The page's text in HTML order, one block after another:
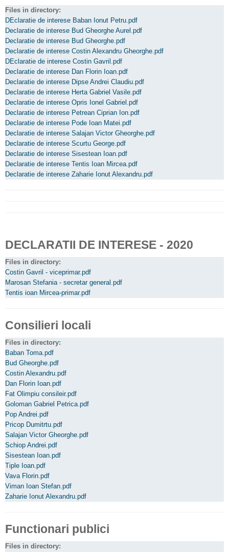
Files in directory:
DEclaratie de interese Baban Ionut Petru.pdf
Declaratie de interese Bud Gheorghe Aurel.pdf
Declaratie de interese Bud Gheorghe.pdf
Declaratie de interese Costin Alexandru Gheorghe.pdf
DEclaratie de interese Costin Gavril.pdf
Declaratie de interese Dan Florin Ioan.pdf
Declaratie de interese Dipse Andrei Claudiu.pdf
Declaratie de interese Herta Gabriel Vasile.pdf
Declaratie de interese Opris Ionel Gabriel.pdf
Declaratie de interese Petrean Ciprian Ion.pdf
Declaratie de interese Pode Ioan Matei.pdf
Declaratie de interese Salajan Victor Gheorghe.pdf
Declaratie de interese Scurtu George.pdf
Declaratie de interese Sisestean Ioan.pdf
Declaratie de interese Tentis Ioan Mircea.pdf
Declaratie de interese Zaharie Ionut Alexandru.pdf
DECLARATII DE INTERESE - 2020
Files in directory:
Costin Gavril - viceprimar.pdf
Marosan Stefania - secretar general.pdf
Tentis ioan Mircea-primar.pdf
Consilieri locali
Files in directory:
Baban Toma.pdf
Bud Gheorghe.pdf
Costin Alexandru.pdf
Dan Florin Ioan.pdf
Fat Olimpiu consileir.pdf
Goloman Gabriel Petrica.pdf
Pop Andrei.pdf
Pricop Dumitrtu.pdf
Salajan Victor Gheorghe.pdf
Schiop Andrei.pdf
Sisestean Ioan.pdf
Tiple Ioan.pdf
Vava Florin.pdf
Viman Ioan Stefan.pdf
Zaharie Ionut Alexandru.pdf
Functionari publici
Files in directory: